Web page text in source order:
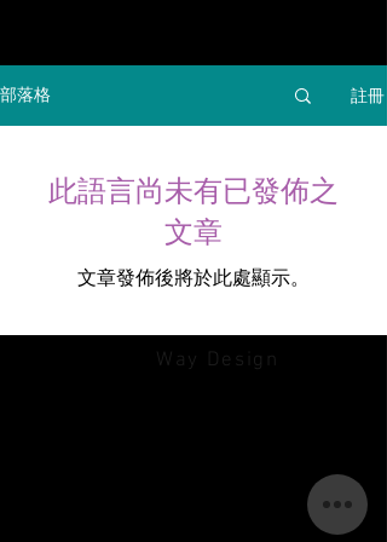
部落格 註冊
此語言尚未有已發佈之
文章
文章發佈後將於此處顯示。
Way Design